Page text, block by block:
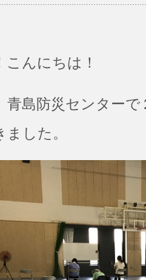
こんにちは！
青島防災センター
した。